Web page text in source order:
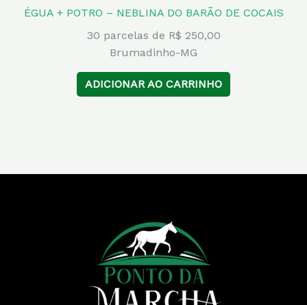
ÉGUA + POTRO – NEBLINA DO BARÃO DE COCAIS
30 parcelas de R$ 250,00
Brumadinho-MG
ADICIONAR AO CARRINHO